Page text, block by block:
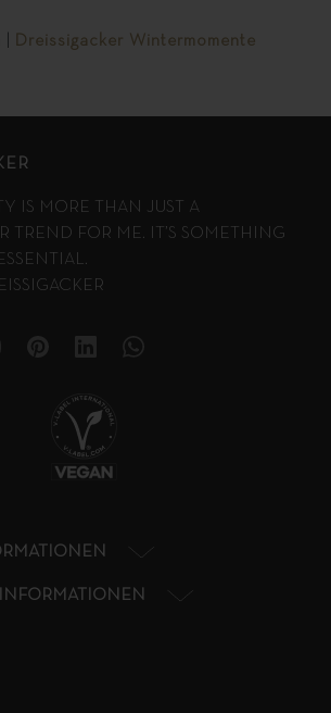
Dreissigacker Wintermomente
IS MORE THAN JUST A
TREND FOR ME. IT’S SOMETHING